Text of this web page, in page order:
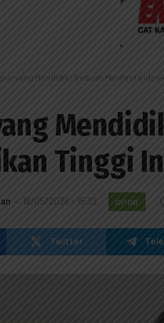
yang Mendidik: Sebuah Manifesto
Tinggi
18/05/2026 - 15:32 OPINI
Twitter